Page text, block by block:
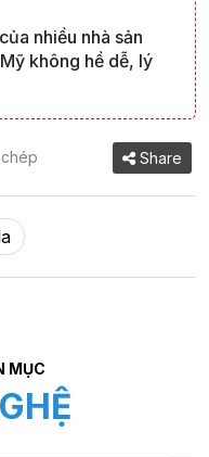
nhiều nhà sản
không hề dễ, lý
Share
MỤC